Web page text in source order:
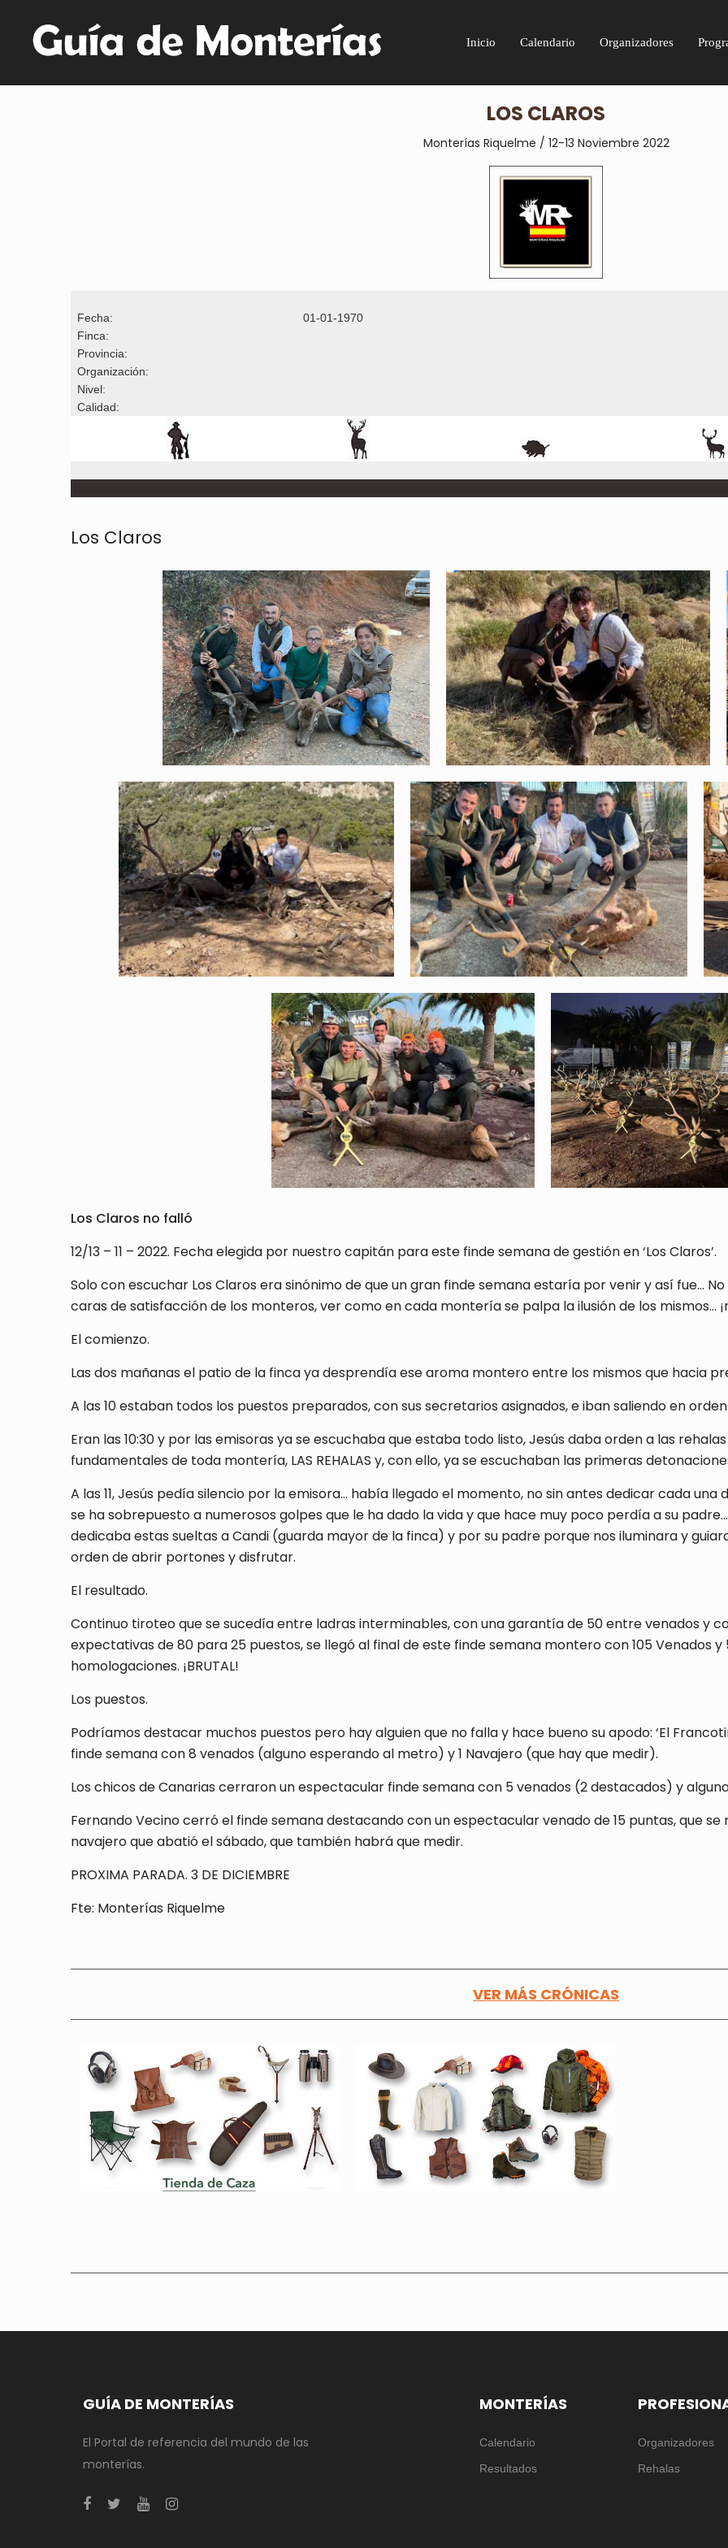
Inicio Calendario Organizadores
LOS CLAROS
Monterías Riquelme / 12-13 Noviembre 2022
Fecha:
01-01-1970
Finca:
Provincia:
Organización:
Nivel:
Calidad:
Los Claros
Los Claros no falló
12/13 – 11 – 2022. Fecha elegida por nuestro capitán para este finde semana de gestión en ‘Los Claros’.
Solo con escuchar Los Claros era sinónimo de que un gran finde semana estaría por venir y así fue… No
caras de satisfacción de los monteros, ver como en cada montería se palpa la ilusión de los mismos…
El comienzo.
Las dos mañanas el patio de la finca ya desprendía ese aroma montero entre los mismos que hacia
A las 10 estaban todos los puestos preparados, con sus secretarios asignados, e iban saliendo en
Eran las 10:30 y por las emisoras ya se escuchaba que estaba todo listo, Jesús daba orden a las
fundamentales de toda montería, LAS REHALAS y, con ello, ya se escuchaban las primeras
A las 11, Jesús pedía silencio por la emisora… había llegado el momento, no sin antes dedicar cada
se ha sobrepuesto a numerosos golpes que le ha dado la vida y que hace muy poco perdía a su
dedicaba estas sueltas a Candi (guarda mayor de la finca) y por su padre porque nos iluminara y
orden de abrir portones y disfrutar.
El resultado.
Continuo tiroteo que se sucedía entre ladras interminables, con una garantía de 50 entre venados y
expectativas de 80 para 25 puestos, se llegó al final de este finde semana montero con 105 Venados
homologaciones. ¡BRUTAL!
Los puestos.
Podríamos destacar muchos puestos pero hay alguien que no falla y hace bueno su apodo: ‘El
finde semana con 8 venados (alguno esperando al metro) y 1 Navajero (que hay que medir).
Los chicos de Canarias cerraron un espectacular finde semana con 5 venados (2 destacados) y
Fernando Vecino cerró el finde semana destacando con un espectacular venado de 15 puntas, que
navajero que abatió el sábado, que también habrá que medir.
PROXIMA PARADA. 3 DE DICIEMBRE
Fte: Monterías Riquelme
VER MÁS CRÓNICAS
GUÍA DE MONTERÍAS
El Portal de referencia del mundo de las
monterías.
MONTERÍAS
Calendario
Resultados
Organizadores
Rehalas